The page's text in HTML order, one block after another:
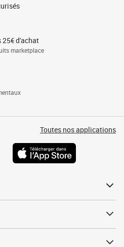
25€ d'achat
marketplace
Toutes nos applications